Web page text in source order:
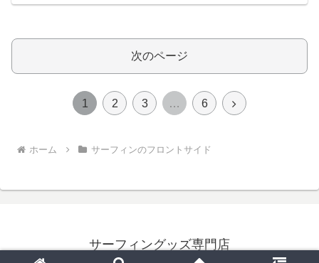
次のページ
1 2 3 … 6
次
ホーム サーフィンのフロントサイド
サーフィングッズ専門店